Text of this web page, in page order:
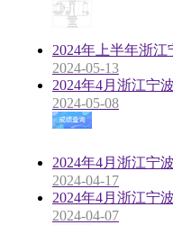
2024年上半年浙
2024-05-13
2024年4月浙江宁
2024-05-08
2024年4月浙江宁
2024-04-17
2024年4月浙江宁
2024-04-07